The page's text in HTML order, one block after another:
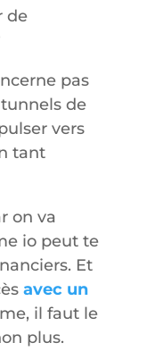
de
pas
de
vers
tant
on va
io peut te
Et
avec un
il faut le
plus.